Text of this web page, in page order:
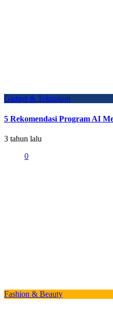
Gadget & Teknologi
5 Rekomendasi Program AI
3 tahun lalu
0
Fashion & Beauty